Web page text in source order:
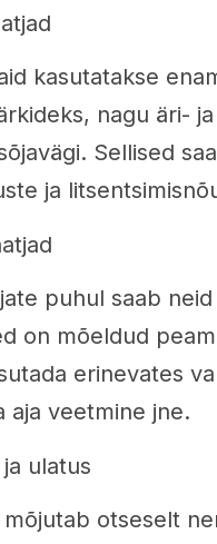
kasutatakse
nagu äri-
Sellised
ja
puhul saab
on mõeldud
erinevates
aja veetmine jne.
ulatus
otseselt